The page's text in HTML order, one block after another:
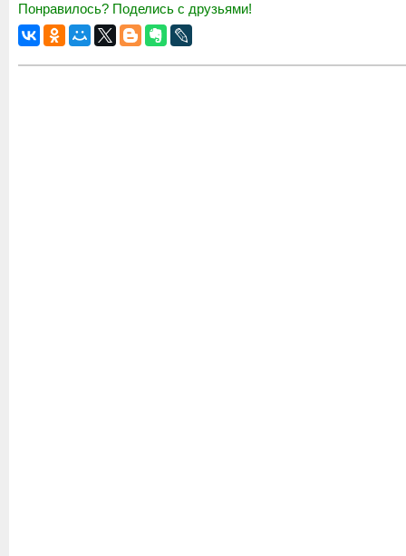
Понравилось? Поделись с друзьями!